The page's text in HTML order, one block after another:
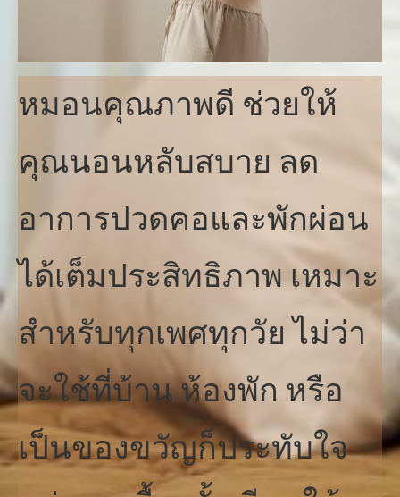
หมอนคุณภาพดี ช่วยให้
คุณนอนหลับสบาย ลด
อาการปวดคอและพักผ่อน
ได้เต็มประสิทธิภาพ เหมาะ
สำหรับทุกเพศทุกวัย ไม่ว่า
จะใช้ที่บ้าน ห้องพัก หรือ
เป็นของขวัญก็ประทับใจ